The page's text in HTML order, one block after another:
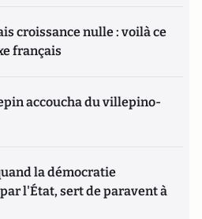
croissance nulle : voilà ce
français
accoucha du villepino-
la démocratie
l'État, sert de paravent à